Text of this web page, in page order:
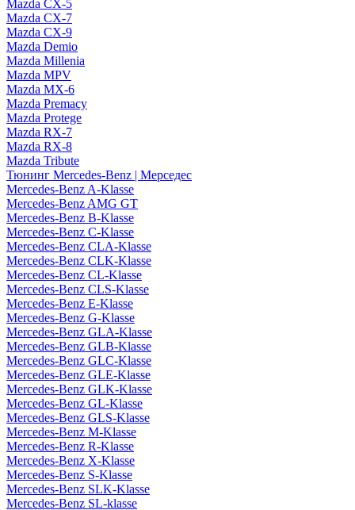
Mazda CX-5
Mazda CX-7
Mazda CX-9
Mazda Demio
Mazda Millenia
Mazda MPV
Mazda MX-6
Mazda Premacy
Mazda Protege
Mazda RX-7
Mazda RX-8
Mazda Tribute
Тюнинг Mercedes-Benz | Мерседес
Mercedes-Benz A-Klasse
Mercedes-Benz AMG GT
Mercedes-Benz B-Klasse
Mercedes-Benz C-Klasse
Mercedes-Benz CLA-Klasse
Mercedes-Benz CLK-Klasse
Mercedes-Benz CL-Klasse
Mercedes-Benz CLS-Klasse
Mercedes-Benz E-Klasse
Mercedes-Benz G-Klasse
Mercedes-Benz GLA-Klasse
Mercedes-Benz GLB-Klasse
Mercedes-Benz GLC-Klasse
Mercedes-Benz GLE-Klasse
Mercedes-Benz GLK-Klasse
Mercedes-Benz GL-Klasse
Mercedes-Benz GLS-Klasse
Mercedes-Benz M-Klasse
Mercedes-Benz R-Klasse
Mercedes-Benz X-Klasse
Mercedes-Benz S-Klasse
Mercedes-Benz SLK-Klasse
Mercedes-Benz SL-klasse